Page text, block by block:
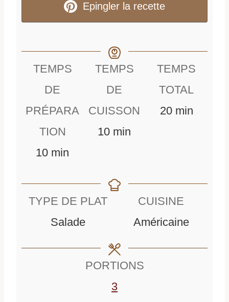
Epingler la recette
TEMPS
DE
PRÉPARA
TION
10m
n
u
min
TEMPS
DE
CUISSON
10m
u
s
min
TEMPS
TOTAL
20m
t
e
min
TYPE DE PLAT
Salade
CUISINE
Américaine
PORTIONS
3